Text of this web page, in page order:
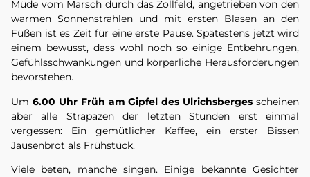
Müde vom Marsch durch das Zollfeld, angetrieben von den
warmen Sonnenstrahlen und mit ersten Blasen an den
Füßen ist es Zeit für eine erste Pause. Spätestens jetzt wird
einem bewusst, dass wohl noch so einige Entbehrungen,
Gefühlsschwankungen und körperliche Herausforderungen
bevorstehen.
Um 6.00 Uhr Früh am Gipfel des Ulrichsberges scheinen
aber alle Strapazen der letzten Stunden erst einmal
vergessen: Ein gemütlicher Kaffee, ein erster Bissen
Jausenbrot als Frühstück.
Viele beten, manche singen. Einige bekannte Gesichter